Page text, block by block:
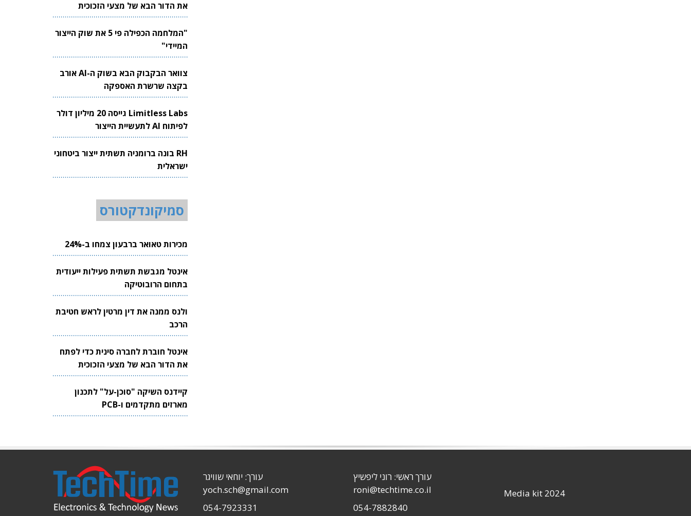
את הדור הבא של מצעי הזכוכית
לשבבים
"המלחמה הכפילה פי 5 את שוק הייצור
המיידי"
צוואר הבקבוק הבא בשוק ה-AI אורב
בקצה שרשרת האספקה
Limitless Labs גייסה 20 מיליון דולר
לפיתוח AI לתעשיית הייצור
RH בונה ברומניה תשתית ייצור ביטחוני
ישראלית
סמיקונדקטורס
מכירות טאואר ברבעון צמחו ב-24%
אינטל מגבשת תשתית פעילות ייעודית
בתחום הרובוטיקה
ולנס ממנה את דין מרטין לראש חטיבת
הרכב
אינטל חוברת לחברה סינית כדי לפתח
את הדור הבא של מצעי הזכוכית
לשבבים
קיידנס השיקה "סוכן-על" לתכנון
מארזים מתקדמים ו-PCB
Media kit 2024
עורך ראשי: רוני ליפשיץ
roni@techtime.co.il
054-7882840
עורך: יוחאי שוויגר
yoch.sch@gmail.com
054-7923331